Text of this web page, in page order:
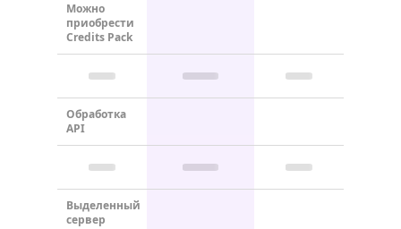
Можно
приобрести
Credits Pack
Обработка
API
Выделенный
сервер